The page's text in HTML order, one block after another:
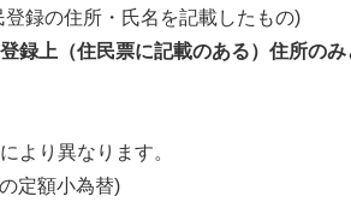
録の住所・氏名を記載したもの)
録上（住民票に記載のある）住所の
より異なります。
定額小為替)